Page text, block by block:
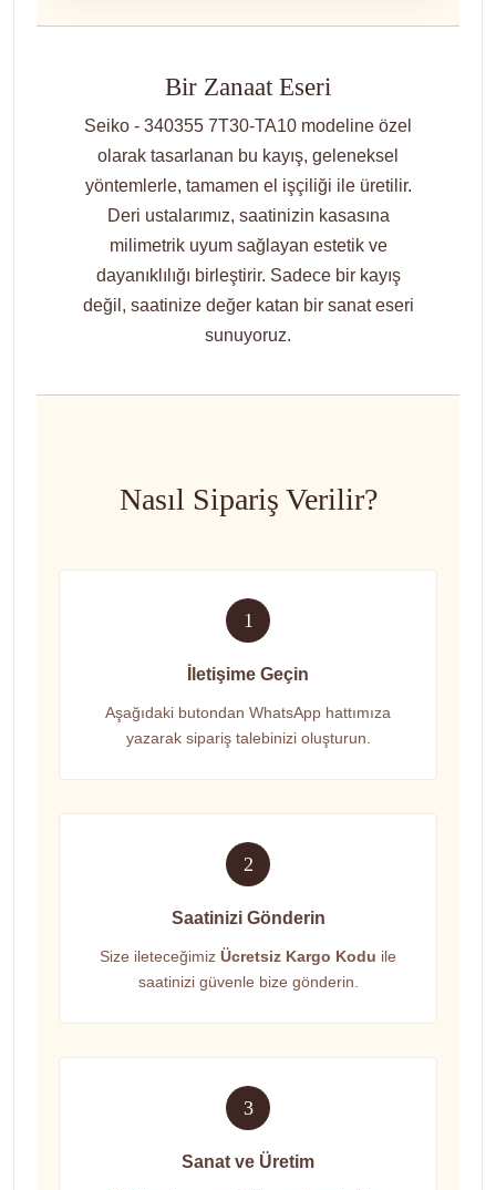
Bir Zanaat Eseri
Seiko - 340355 7T30-TA10 modeline özel
olarak tasarlanan bu kayış, geleneksel
yöntemlerle, tamamen el işçiliği ile üretilir.
Deri ustalarımız, saatinizin kasasına
milimetrik uyum sağlayan estetik ve
dayanıklılığı birleştirir. Sadece bir kayış
değil, saatinize değer katan bir sanat eseri
sunuyoruz.
Nasıl Sipariş Verilir?
1
İletişime Geçin
Aşağıdaki butondan WhatsApp hattımıza
yazarak sipariş talebinizi oluşturun.
2
Saatinizi Gönderin
Size ileteceğimiz Ücretsiz Kargo Kodu ile
saatinizi güvenle bize gönderin.
3
Sanat ve Üretim